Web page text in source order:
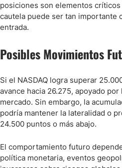
posiciones son elementos
cautela puede ser tan importante
entrada.
Posibles Movimientos
Si el NASDAQ logra superar
avance hacia 26.275, apoyado
mercado. Sin embargo, la
podría mantener la lateralidad o
24.500 puntos o más abajo.
El comportamiento futuro
política monetaria, eventos